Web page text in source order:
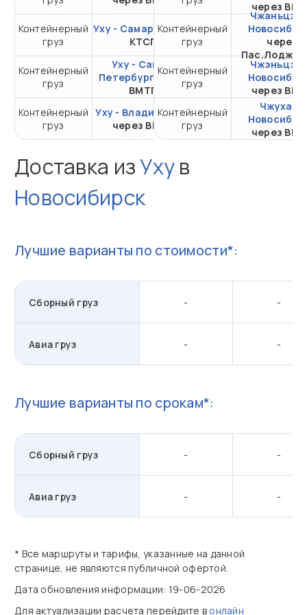
Контейнерный
груз
Уху - Самарачерез
КТСП
от 742 049,51 ₽ за
Контейнерный
груз
Уху - Санкт-
Петербург через
ВМТП
от 398 613,35 ₽ за
20DC
Контейнерный
груз
Уху - Владивосток
через ВМТП
от 192 777,37 ₽ за
20DC
через
Контейнерный
груз
через
Контейнерный
груз
через
Контейнерный
груз
Чжухай -
через
Доставка изУхув
Новосибирск
Лучшие варианты по стоимости*:
Сборный груз - -
Авиа груз - -
Лучшие варианты по срокам*:
Сборный груз - -
Авиа груз - -
* Все маршруты и тарифы, указанные на данной
странице, не являются публичной офертой.
Дата обновления информации: 19-06-2026
Для актуализации расчета перейдите в онлайн